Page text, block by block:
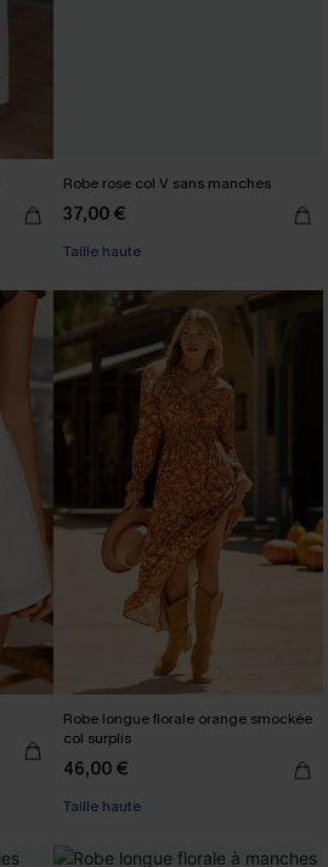
Robe rose col V sans manches
37,00 €
Taille haute
Robe longue florale orange smockée
col surplis
46,00 €
Taille haute